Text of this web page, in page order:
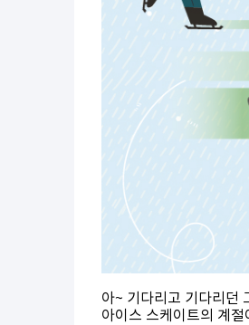
아~ 기다리고 기다리던
아이스 스케이트의 계